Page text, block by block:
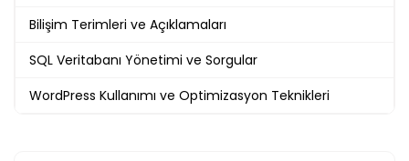
Bilişim Terimleri ve Açıklamaları
SQL Veritabanı Yönetimi ve Sorgular
WordPress Kullanımı ve Optimizasyon Teknikleri